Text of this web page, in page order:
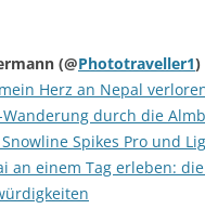
(@Phototraveller1)
Herz an Nepal
durch die
Spikes Pro und
an einem Tag erleben: